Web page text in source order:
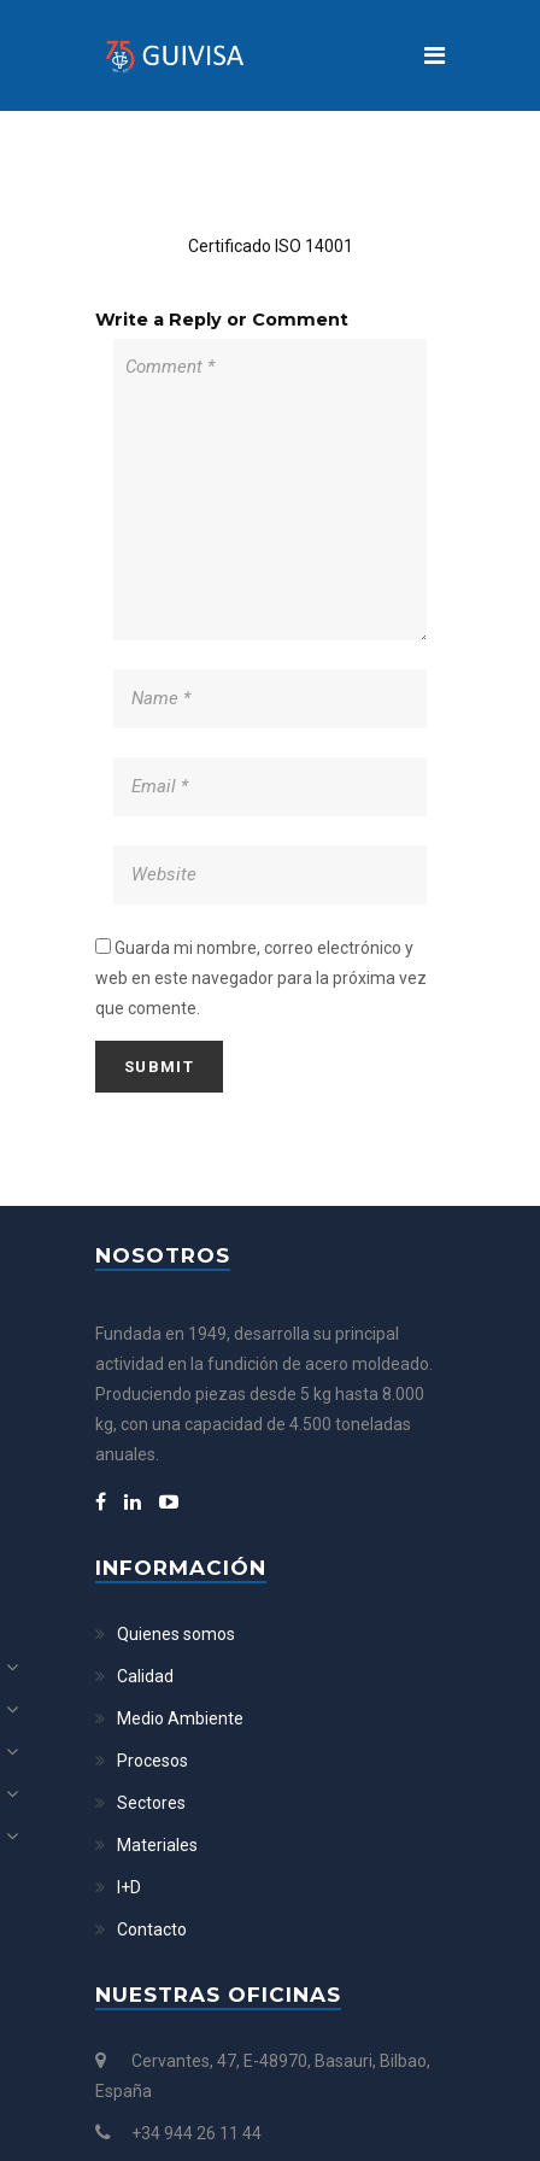
Certificado ISO 14001
Write a Reply or Comment
Guarda mi nombre, correo electrónico y
web en este navegador para la próxima vez
que comente.
NOSOTROS
Fundada en 1949, desarrolla su principal
actividad en la fundición de acero moldeado.
Produciendo piezas desde 5 kg hasta 8.000
kg, con una capacidad de 4.500 toneladas
anuales.
INFORMACIÓN
Quienes somos
Calidad
Medio Ambiente
Procesos
Sectores
Materiales
I+D
Contacto
NUESTRAS OFICINAS
Cervantes, 47, E-48970, Basauri, Bilbao,
España
+34 944 26 11 44